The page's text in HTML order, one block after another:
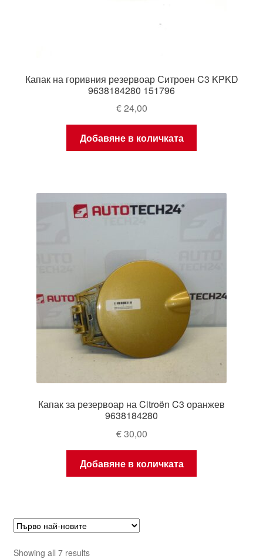
Капак на горивния резервоар Ситроен C3 KPKD
9638184280 151796
€24,00
Добавяне в количката
Капак за резервоар на Citroën C3 оранжев
9638184280
€30,00
Добавяне в количката
Showing all 7 resultsSorted